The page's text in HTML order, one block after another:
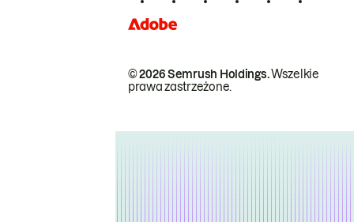
© 2026 Semrush Holdings.Wszelkie
prawa zastrzeżone.